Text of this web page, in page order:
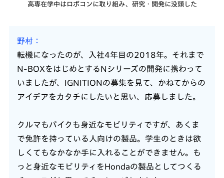
高専在学中はロボコンに取り組み、研究・開発に没頭した
野村
転機になったのが、入社4年目の2018年。それまで
N-BOXをはじめとするNシリーズの開発に携わって
いましたが、IGNITIONの募集を見て、かねてからの
アイデアをカタチにしたいと思い、応募しました。
クルマもバイクも身近なモビリティですが、あくま
で免許を持っている人向けの製品。学生のときは欲
しくてもなかなか手に入れることができません。も
っと身近なモビリティをHondaの製品としてつくる